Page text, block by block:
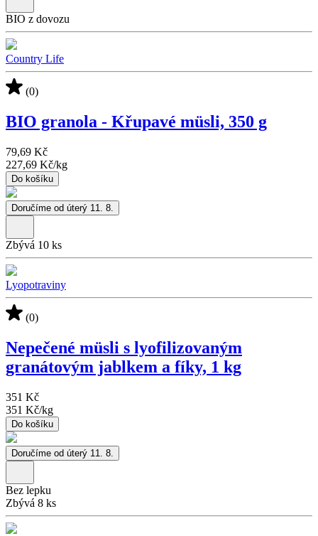
BIO z dovozu
Country Life
(0)
BIO granola - Křupavé müsli, 350 g
79,69 Kč
227,69 Kč/kg
Do košíku
Doručíme od úterý 11. 8.
Zbývá 10 ks
Lyopotraviny
(0)
Nepečené müsli s lyofilizovaným
granátovým jablkem a fíky, 1 kg
351 Kč
351 Kč/kg
Do košíku
Doručíme od úterý 11. 8.
Bez lepku
Zbývá 8 ks